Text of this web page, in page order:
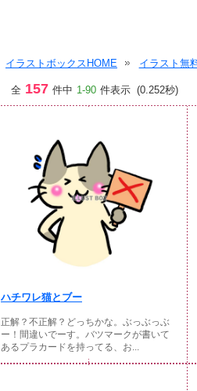
イラストボックスHOME イラスト無
全 157 件中 1-90 件表示 (0.252秒)
ハチワレ猫とブー
正解？不正解？どっちかな。ぶっぶっぶ
ー！間違いでーす。バツマークが書いて
あるプラカードを持ってる、お...